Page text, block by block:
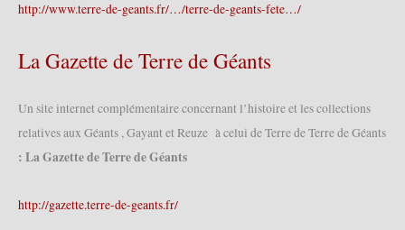
http://www.terre-de-geants.fr/…/terre-de-geants-fete…/
La Gazette de Terre de Géants
Un site internet complémentaire concernant l’histoire et les collections
relatives aux Géants , Gayant et Reuze à celui de Terre de Terre de Géants
: La Gazette de Terre de Géants
http://gazette.terre-de-geants.fr/